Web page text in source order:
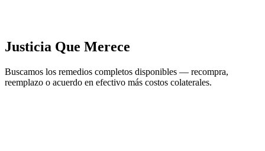
Justicia Que Merece
Buscamos los remedios completos disponibles — recompra,
reemplazo o acuerdo en efectivo más costos colaterales.